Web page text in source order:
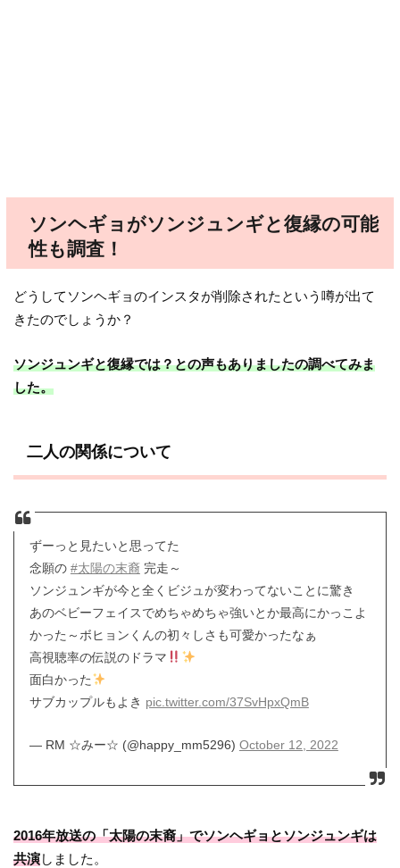
ソンヘギョがソンジュンギと復縁の可能
性も調査！
どうしてソンヘギョのインスタが削除されたという噂が出て
きたのでしょうか？
ソンジュンギと復縁では？との声もありましたの調べてみま
した。
二人の関係について
ずーっと見たいと思ってた
念願の #太陽の末裔 完走～
ソンジュンギが今と全くビジュが変わってないことに驚き
あのベビーフェイスでめちゃめちゃ強いとか最高にかっこよ
かった～ボヒョンくんの初々しさも可愛かったなぁ
高視聴率の伝説のドラマ
面白かった
サブカップルもよき pic.twitter.com/37SvHpxQmB
— RM ☆みー☆ (@happy_mm5296) October 12, 2022
2016年放送の「太陽の末裔」でソンヘギョとソンジュンギは
共演しました。